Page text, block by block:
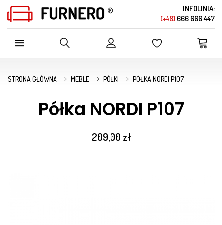
INFOLINIA:
(+48) 666 666 447
SZUKAJ W OFERCIE SKLEPU
STRONA GŁÓWNA MEBLE PÓŁKI PÓŁKA NORDI P107
Półka NORDI P107
209,00 zł